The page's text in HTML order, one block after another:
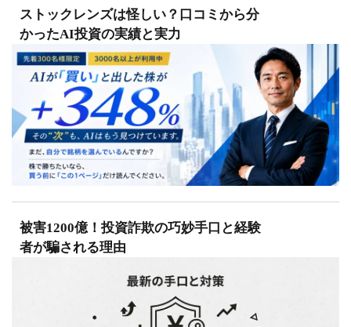
ストックレンズは怪しい？口コミから分
かったAI投資の実績と実力
被害1200億！投資詐欺の巧妙手口と経験
者が騙される理由